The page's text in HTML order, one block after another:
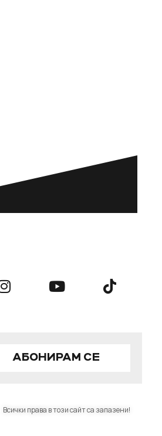
АБОНИРАМ СЕ
Всички права в този сайт са запазени!